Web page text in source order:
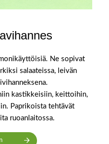
Ne sopivat
salaateissa, leivän
kastikkeisiin, keittoihin,
Paprikoista tehtävät
ruoanlaitossa.